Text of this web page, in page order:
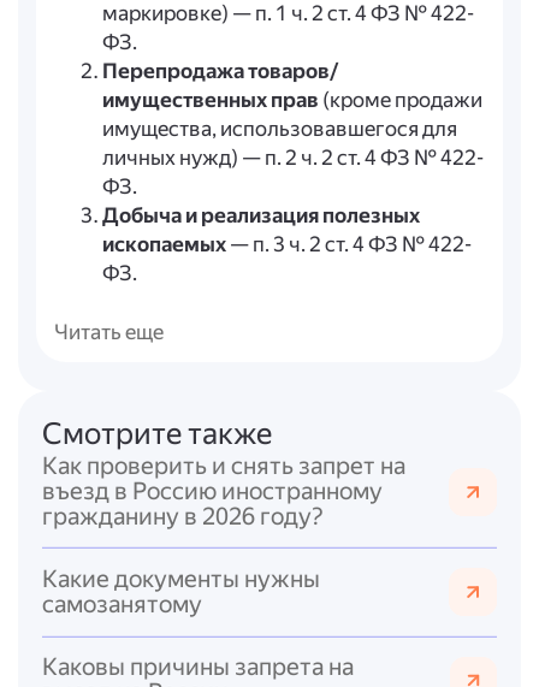
маркировке) — п. 1 ч. 2 ст. 4 ФЗ № 422-
ФЗ.
Перепродажа товаров/
имущественных прав (кроме продажи
имущества, использовавшегося для
личных нужд) — п. 2 ч. 2 ст. 4 ФЗ № 422-
ФЗ.
Добыча и реализация полезных
ископаемых— п. 3 ч. 2 ст. 4 ФЗ № 422-
ФЗ.
договорам
некоторыми исключениями) — п. 5 ч. 2
ст. 4 ФЗ № 422-ФЗ.
Услуги по доставке товаров с
приёмом/передачей платежей в
ФЗ № 422-ФЗ.
Применение иных спецрежимов или
предусмотренных ч. 4 ст. 15 ФЗ № 422-
Читать еще
Смотрите также
Как проверить и снять запрет на
въезд в Россию иностранному
гражданину в 2026 году?
Какие документы нужны
самозанятому
Каковы причины запрета на